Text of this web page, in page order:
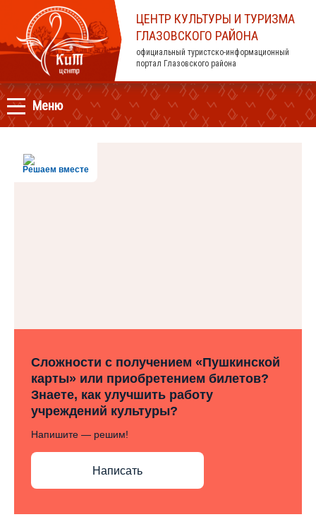
ЦЕНТР КУЛЬТУРЫ И ТУРИЗМА
ГЛАЗОВСКОГО РАЙОНА
официальный туристско-информационный
портал Глазовского района
Меню
Решаем вместе
Сложности с получением «Пушкинской
карты» или приобретением билетов?
Знаете, как улучшить работу
учреждений культуры?
Напишите — решим!
Написать